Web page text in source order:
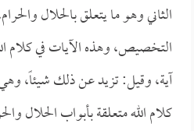
الثاني وهو ما يتعلق بالحلال
التخصيص، وهذه الآيات في كلام
آية، وقيل: تزيد عن ذلك شيئاً، وهي
كلام الله متعلقة بأبواب الحلال